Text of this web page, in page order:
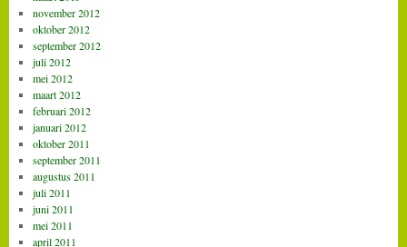
november 2012
oktober 2012
september 2012
juli 2012
mei 2012
maart 2012
februari 2012
januari 2012
oktober 2011
september 2011
augustus 2011
juli 2011
juni 2011
mei 2011
april 2011